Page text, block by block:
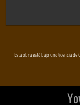
Esta obra está bajo una licencia